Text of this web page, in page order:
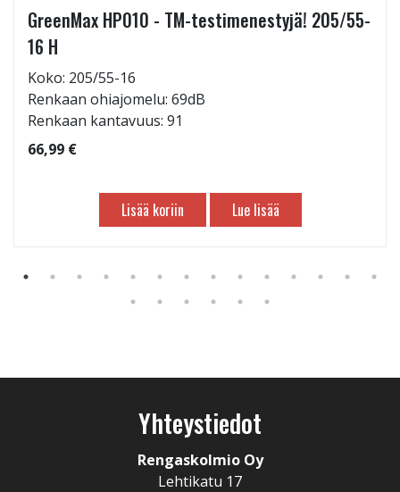
GreenMax HP010 - TM-testimenestyjä! 205/55-
16 H
Koko: 205/55-16
Renkaan ohiajomelu: 69dB
Renkaan kantavuus: 91
66,99 €
Lisää koriin Lue lisää
Yhteystiedot
Rengaskolmio Oy
Lehtikatu 17